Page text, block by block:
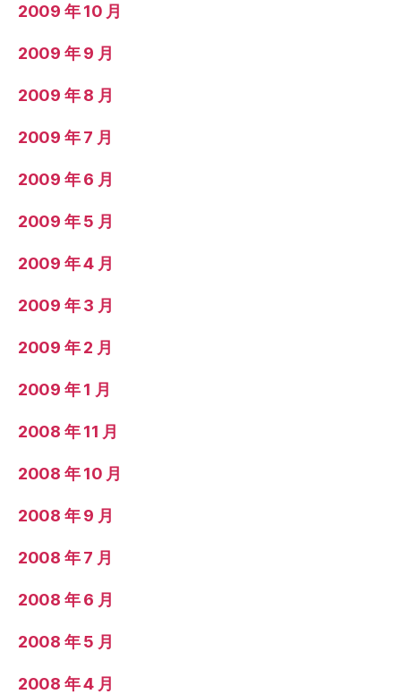
2009 年 10 月
2009 年 9 月
2009 年 8 月
2009 年 7 月
2009 年 6 月
2009 年 5 月
2009 年 4 月
2009 年 3 月
2009 年 2 月
2009 年 1 月
2008 年 11 月
2008 年 10 月
2008 年 9 月
2008 年 7 月
2008 年 6 月
2008 年 5 月
2008 年 4 月